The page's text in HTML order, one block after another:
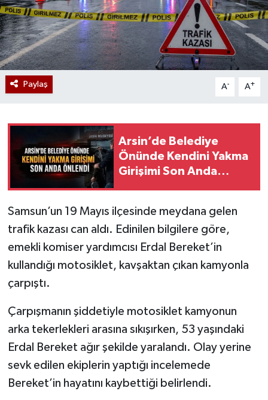
Paylaş A- A+
Arsin’de Belediye
Önünde Kendini Yakma
Girişimi Son Anda
Samsun’un 19 Mayıs ilçesinde meydana gelen
trafik kazası can aldı. Edinilen bilgilere göre,
emekli komiser yardımcısı Erdal Bereket’in
kullandığı motosiklet, kavşaktan çıkan kamyonla
çarpıştı.
Çarpışmanın şiddetiyle motosiklet kamyonun
arka tekerlekleri arasına sıkışırken, 53 yaşındaki
Erdal Bereket ağır şekilde yaralandı. Olay yerine
sevk edilen ekiplerin yaptığı incelemede
Bereket’in hayatını kaybettiği belirlendi.